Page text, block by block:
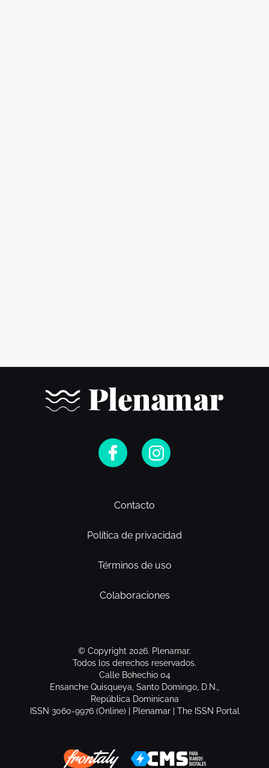
Contacto
Política de privacidad
Términos de uso
Colaboraciones
© Copyright 2026. Plenamar.
Todos los derechos reservados.
Calle Bohechio 04
Ensanche Quisqueya, Santo Domingo, D.N.,
República Dominicana
ISSN 3060-9976 (Online) | Plenamar | The ISSN Portal